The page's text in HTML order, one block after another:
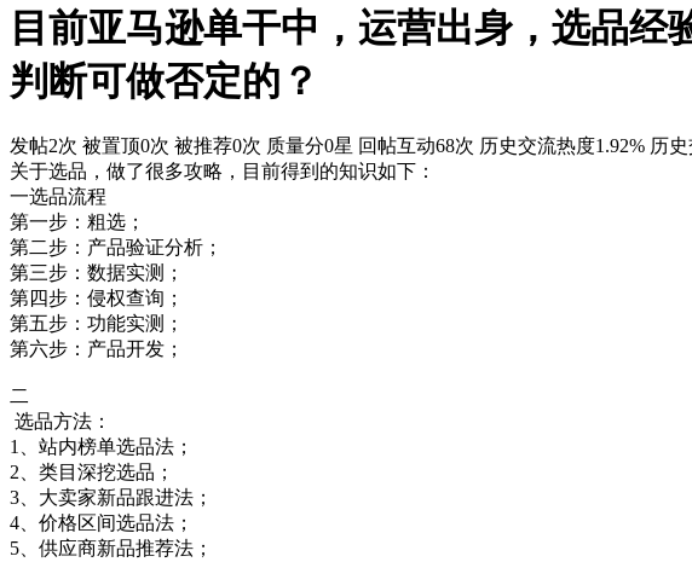
目前亚马逊单干中，运营出身，选品
判断可做否定的？
发帖2次 被置顶0次 被推荐0次 质量分0星 回帖互动68次 历史交流热度1.92% 历
关于选品，做了很多攻略，目前得到的知识如下：
一选品流程
第一步：粗选；
第二步：产品验证分析；
第三步：数据实测；
第四步：侵权查询；
第五步：功能实测；
第六步：产品开发；
二
选品方法：
1、站内榜单选品法；
2、类目深挖选品；
3、大卖家新品跟进法；
4、价格区间选品法；
5、供应商新品推荐法；